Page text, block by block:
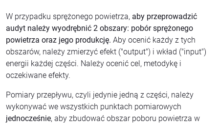
W przypadku sprężonego powietrza, aby przeprowadzić
audyt należy wyodrębnić 2 obszary: pobór sprężonego
powietrza oraz jego produkcję. Aby ocenić każdy z tych
obszarów, należy zmierzyć efekt ("output") i wkład ("input")
energii każdej części. Należy ocenić cel, metodykę i
oczekiwane efekty.
Pomiary przepływu, czyli jedynie jedną z części, należy
wykonywać we wszystkich punktach pomiarowych
jednocześnie, aby zbudować obszar poboru powietrza w